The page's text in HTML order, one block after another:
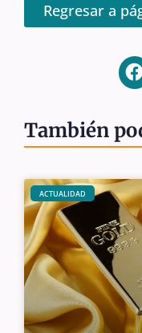
Regresar a
También
ACTUALIDAD